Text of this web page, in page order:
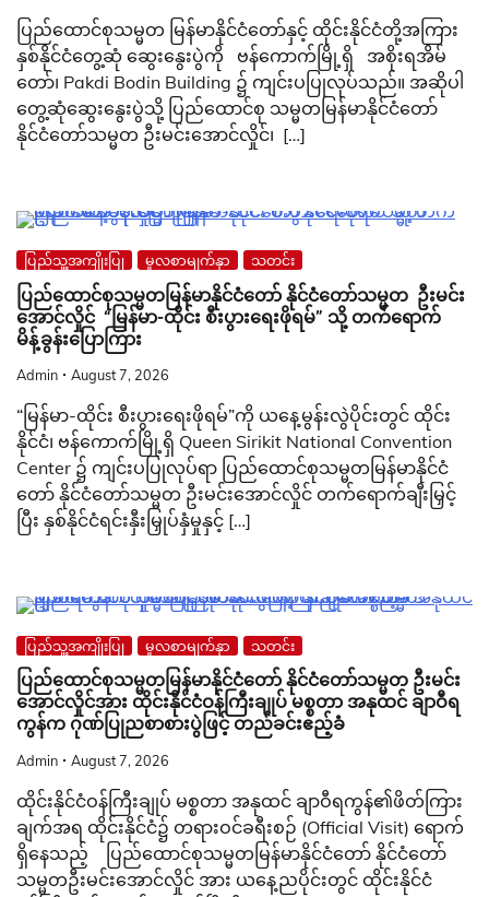
ပြည်ထောင်စုသမ္မတ မြန်မာနိုင်ငံတော်နှင့် ထိုင်းနိုင်ငံတို့အကြား
နှစ်နိုင်ငံတွေ့ဆုံ ဆွေးနွေးပွဲကို ဗန်ကောက်မြို့ရှိ အစိုးရအိမ်
တော်၊ Pakdi Bodin Building ၌ ကျင်းပပြုလုပ်သည်။ အဆိုပါ
တွေ့ဆုံဆွေးနွေးပွဲသို့ ပြည်ထောင်စု သမ္မတမြန်မာနိုင်ငံတော်
နိုင်ငံတော်သမ္မတ ဦးမင်းအောင်လှိုင်၊ […]
ပြည်သူ့အကျိုးပြု မူလစာမျက်နှာ သတင်း
ပြည်ထောင်စုသမ္မတမြန်မာနိုင်ငံတော် နိုင်ငံတော်သမ္မတ ဦးမင်း
အောင်လှိုင် “မြန်မာ-ထိုင်း စီးပွားရေးဖိုရမ်” သို့ တက်ရောက်
မိန့်ခွန်းပြောကြား
Admin August 7, 2026
“မြန်မာ-ထိုင်း စီးပွားရေးဖိုရမ်”ကို ယနေ့မွန်းလွဲပိုင်းတွင် ထိုင်း
နိုင်ငံ၊ ဗန်ကောက်မြို့ရှိ Queen Sirikit National Convention
Center ၌ ကျင်းပပြုလုပ်ရာ ပြည်ထောင်စုသမ္မတမြန်မာနိုင်ငံ
တော် နိုင်ငံတော်သမ္မတ ဦးမင်းအောင်လှိုင် တက်ရောက်ချီးမြှင့်
ပြီး နှစ်နိုင်ငံရင်းနှီးမြှုပ်နှံမှုနှင့် […]
ပြည်သူ့အကျိုးပြု မူလစာမျက်နှာ သတင်း
ပြည်ထောင်စုသမ္မတမြန်မာနိုင်ငံတော် နိုင်ငံတော်သမ္မတ ဦးမင်း
အောင်လှိုင်အား ထိုင်းနိုင်ငံဝန်ကြီးချုပ် မစ္စတာ အနုထင် ချာဝီရ
ကွန်က ဂုဏ်ပြုညစာစားပွဲဖြင့် တည်ခင်းဧည့်ခံ
Admin August 7, 2026
ထိုင်းနိုင်ငံဝန်ကြီးချုပ် မစ္စတာ အနုထင် ချာဝီရကွန်၏ဖိတ်ကြား
ချက်အရ ထိုင်းနိုင်ငံ၌ တရားဝင်ခရီးစဉ် (Official Visit) ရောက်
ရှိနေသည့် ပြည်ထောင်စုသမ္မတမြန်မာနိုင်ငံတော် နိုင်ငံတော်
သမ္မတဦးမင်းအောင်လှိုင် အား ယနေ့ညပိုင်းတွင် ထိုင်းနိုင်ငံ